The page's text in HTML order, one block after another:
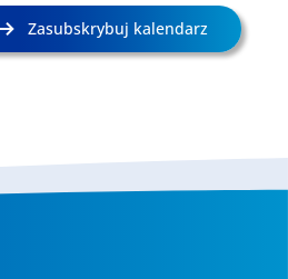
Zasubskrybuj kalendarz